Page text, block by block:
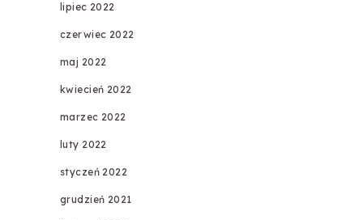
lipiec 2022
czerwiec 2022
maj 2022
kwiecień 2022
marzec 2022
luty 2022
styczeń 2022
grudzień 2021